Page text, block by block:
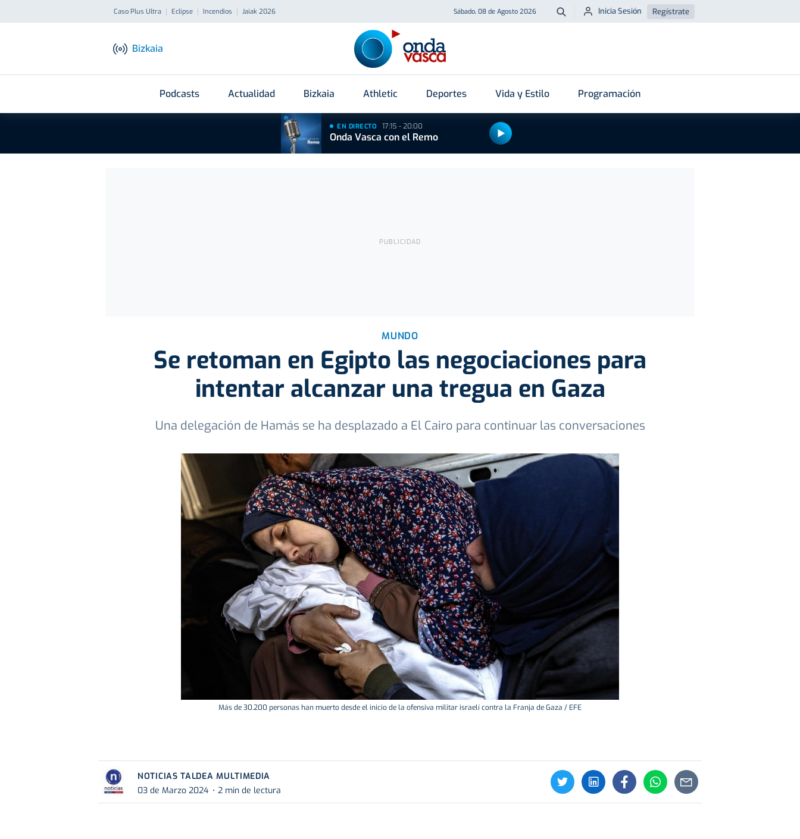
Caso Plus Ultra Eclipse Incendios Jaiak 2026 Sábado, 08 de Agosto 2026 Buscar
Inicia Sesión Regístrate
Bizkaia
Podcasts Actualidad Bizkaia Athletic Deportes Vida y Estilo Programación
EN DIRECTO 17:15 - 20:00
Onda Vasca con el Remo
MUNDO
Se retoman en Egipto las negociaciones para
intentar alcanzar una tregua en Gaza
Una delegación de Hamás se ha desplazado a El Cairo para continuar las conversaciones
Más de 30.200 personas han muerto desde el inicio de la ofensiva militar israelí contra la Franja de Gaza / EFE
NOTICIAS TALDEA MULTIMEDIA
03 de Marzo 2024
2 min de lectura